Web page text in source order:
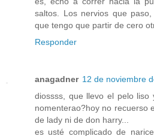
saltos. Los nervios que
que tengo que partir de cero
Responder
anagadner 12 de noviembre
diossss, que llevo el pelo
nomenterao?hoy no recuerso
de lady ni de don harry...
es usté complicado de